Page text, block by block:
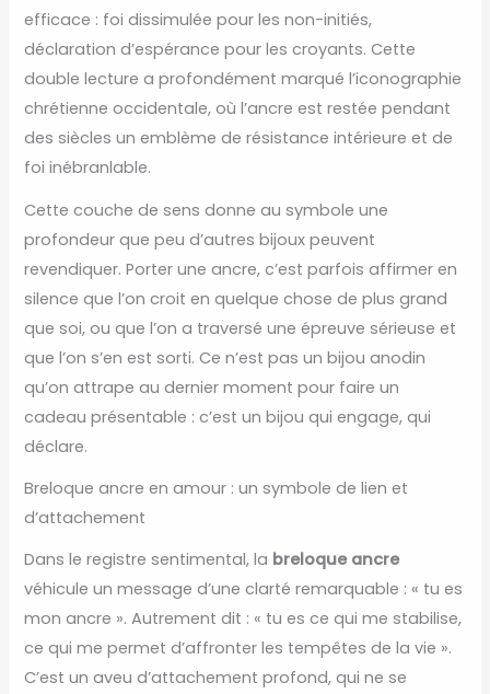
efficace : foi dissimulée pour les non-initiés,
déclaration d’espérance pour les croyants. Cette
double lecture a profondément marqué l’iconographie
chrétienne occidentale, où l’ancre est restée pendant
des siècles un emblème de résistance intérieure et de
foi inébranlable.
Cette couche de sens donne au symbole une
profondeur que peu d’autres bijoux peuvent
revendiquer. Porter une ancre, c’est parfois affirmer en
silence que l’on croit en quelque chose de plus grand
que soi, ou que l’on a traversé une épreuve sérieuse et
que l’on s’en est sorti. Ce n’est pas un bijou anodin
qu’on attrape au dernier moment pour faire un
cadeau présentable : c’est un bijou qui engage, qui
déclare.
Breloque ancre en amour : un symbole de lien et
d’attachement
Dans le registre sentimental, la breloque ancre
véhicule un message d’une clarté remarquable : « tu es
mon ancre ». Autrement dit : « tu es ce qui me stabilise,
ce qui me permet d’affronter les tempêtes de la vie ».
C’est un aveu d’attachement profond, qui ne se